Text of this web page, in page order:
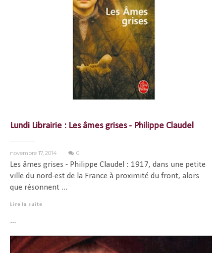
Lundi Librairie : Les âmes grises - Philippe Claudel
novembre 17, 2014 0
Les âmes grises - Philippe Claudel : 1917, dans une petite
ville du nord-est de la France à proximité du front, alors
que résonnent ...
Lire la suite
...